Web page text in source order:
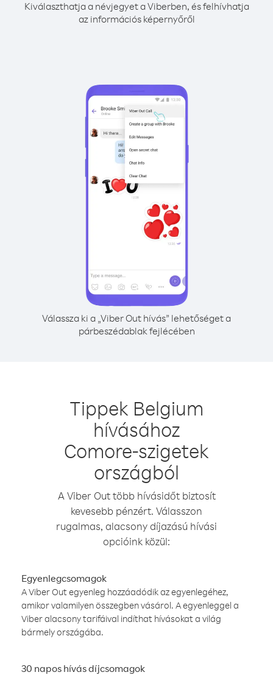
Kiválaszthatja a névjegyet a Viberben, és felhívhatja
az információs képernyőről
Válassza ki a „Viber Out hívás” lehetőséget a
párbeszédablak fejlécében
Tippek Belgium
hívásához
Comore-szigetek
országból
A Viber Out több hívásidőt biztosít
kevesebb pénzért. Válasszon
rugalmas, alacsony díjazású hívási
opcióink közül:
Egyenlegcsomagok
A Viber Out egyenleg hozzáadódik az egyenlegéhez,
amikor valamilyen összegben vásárol. A egyenleggel a
Viber alacsony tarifáival indíthat hívásokat a világ
bármely országába.
30 napos hívás díjcsomagok